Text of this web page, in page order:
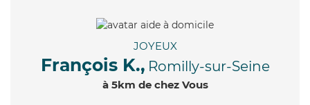
JOYEUX
François K., Romilly-sur-Seine
à 5km de chez Vous